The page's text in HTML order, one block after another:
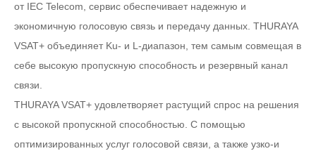
от IEC Telecom, сервис обеспечивает надежную и
экономичную голосовую связь и передачу данных. THURAYA
VSAT+ объединяет Ku- и L-диапазон, тем самым совмещая в
себе высокую пропускную способность и резервный канал
связи.
THURAYA VSAT+ удовлетворяет растущий спрос на решения
с высокой пропускной способностью. С помощью
оптимизированных услуг голосовой связи, а также узко-и